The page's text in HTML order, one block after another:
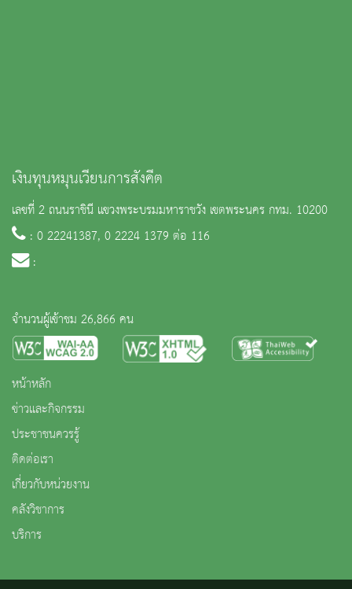
เงินทุนหมุนเวียนการสังคีต
เลขที่ 2 ถนนราชินี แขวงพระบรมมหาราชวัง เขตพระนคร กทม. 10200
: 0 22241387, 0 2224 1379 ต่อ 116
:
จำนวนผู้เข้าชม 26,866 คน
หน้าหลัก
ข่าวและกิจกรรม
ประชาชนควรรู้
ติดต่อเรา
เกี่ยวกับหน่วยงาน
คลังวิชาการ
บริการ